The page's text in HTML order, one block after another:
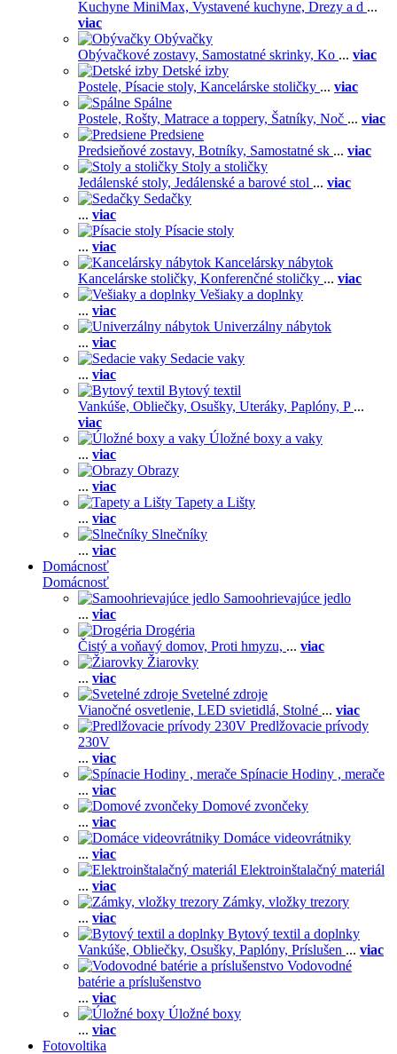
Kuchyne MiniMax, Vystavené kuchyne, Drezy a d ...
viac
Obývačky
Obývačkové zostavy, Samostatné skrinky, Ko ... viac
Detské izby
Postele, Písacie stoly, Kancelárske stoličky ... viac
Spálne
Postele, Rošty, Matrace a toppery, Šatníky, Noč ... viac
Predsiene
Predsieňové zostavy, Botníky, Samostatné sk ... viac
Stoly a stoličky
Jedálenské stoly, Jedálenské a barové stol ... viac
Sedačky
... viac
Písacie stoly
... viac
Kancelársky nábytok
Kancelárske stoličky, Konferenčné stoličky ... viac
Vešiaky a doplnky
... viac
Univerzálny nábytok
... viac
Sedacie vaky
... viac
Bytový textil
Vankúše, Obliečky, Osušky, Uteráky, Paplóny, P ...
viac
Úložné boxy a vaky
... viac
Obrazy
... viac
Tapety a Lišty
... viac
Slnečníky
... viac
Domácnosť
Domácnosť
Samoohrievajúce jedlo
... viac
Drogéria
Čistý a voňavý domov, Proti hmyzu, ... viac
Žiarovky
... viac
Svetelné zdroje
Vianočné osvetlenie, LED svietidlá, Stolné ... viac
Predlžovacie prívody
230V
... viac
Spínacie Hodiny , merače
... viac
Domové zvončeky
... viac
Domáce videovrátniky
... viac
Elektroinštalačný materiál
... viac
Zámky, vložky trezory
... viac
Bytový textil a doplnky
Vankúše, Obliečky, Osušky, Paplóny, Príslušen ... viac
Vodovodné
batérie a príslušenstvo
... viac
Úložné boxy
... viac
Fotovoltika